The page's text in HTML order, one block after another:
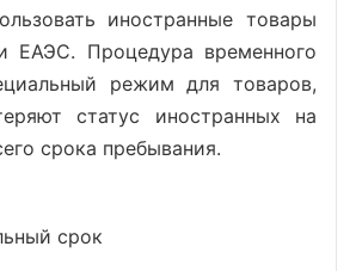
иностранные товары
ЕАЭС. Процедура временного
режим для товаров,
статус иностранных на
срока пребывания.
срок